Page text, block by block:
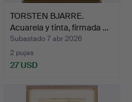
TORSTEN BJARRE.
Acuarela y tinta, firmada …
Subastado 7 abr 2026
2 pujas
27 USD